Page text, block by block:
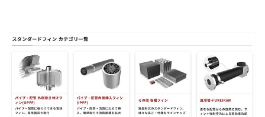
型・
の
熱